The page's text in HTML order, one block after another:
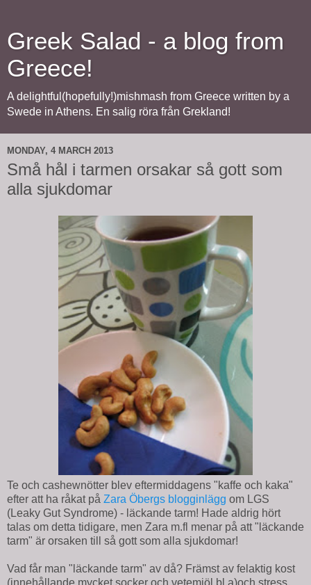
Greek Salad - a blog from
Greece!
A delightful(hopefully!)mishmash from Greece written by a
Swede in Athens. En salig röra från Grekland!
MONDAY, 4 MARCH 2013
Små hål i tarmen orsakar så gott som
alla sjukdomar
Te och cashewnötter blev eftermiddagens "kaffe och kaka"
efter att ha råkat på Zara Öbergs blogginlägg om LGS
(Leaky Gut Syndrome) - läckande tarm! Hade aldrig hört
talas om detta tidigare, men Zara m.fl menar på att "läckande
tarm" är orsaken till så gott som alla sjukdomar!
Vad får man "läckande tarm" av då? Främst av felaktig kost
(innehållande mycket socker och vetemjöl bl.a)och stress.